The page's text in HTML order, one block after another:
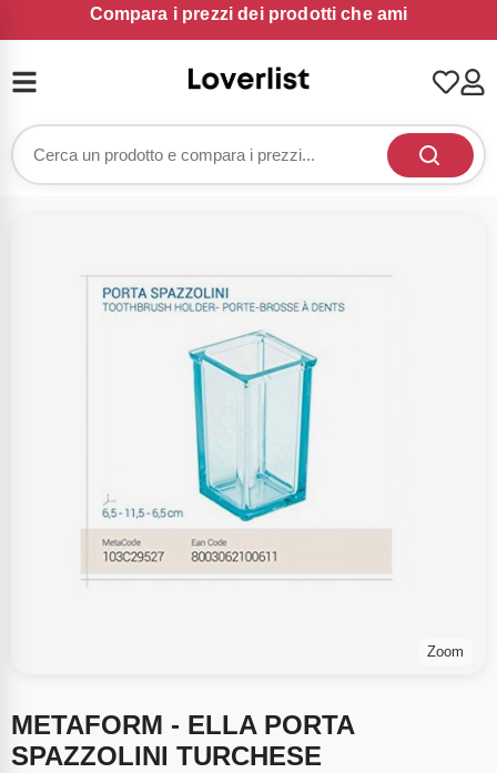
Compara i prezzi dei prodotti che ami
Zoom
METAFORM - ELLA PORTA
SPAZZOLINI TURCHESE